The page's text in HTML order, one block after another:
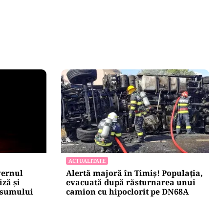
și
ACTUALITATE
Alertă majoră în Timiș! Populația,
evacuată după răsturnarea unui
camion cu hipoclorit pe DN68A